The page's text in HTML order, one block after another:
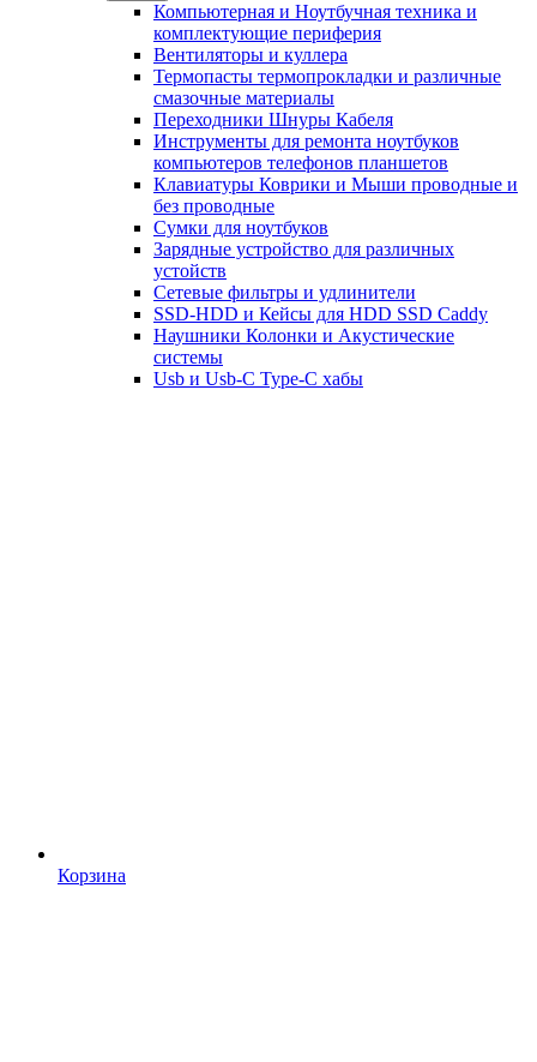
Компьютерная и Ноутбучная техника и
комплектующие периферия
Вентиляторы и куллера
Термопасты термопрокладки и различные
смазочные материалы
Переходники Шнуры Кабеля
Инструменты для ремонта ноутбуков
компьютеров телефонов планшетов
Клавиатуры Коврики и Мыши проводные и
без проводные
Сумки для ноутбуков
Зарядные устройство для различных
устойств
Сетевые фильтры и удлинители
SSD-HDD и Кейсы для HDD SSD Caddy
Наушники Колонки и Акустические
системы
Usb и Usb-C Type-C хабы
Корзина